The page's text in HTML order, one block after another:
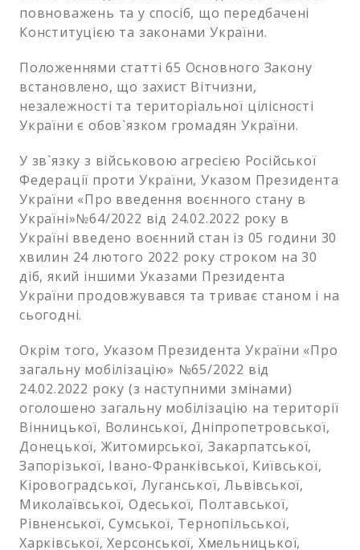
повноважень та у спосіб, що передбачені
Конституцією та законами України.
Положеннями статті 65 Основного Закону
встановлено, що захист Вітчизни,
незалежності та територіальної цілісності
України є обов`язком громадян України.
У зв`язку з військовою агресією Російської
Федерації проти України, Указом Президента
України «Про введення воєнного стану в
Україні»№64/2022 від 24.02.2022 року в
Україні введено воєнний стан із 05 години 30
хвилин 24 лютого 2022 року строком на 30
діб, який іншими Указами Президента
України продовжувався та триває станом і на
сьогодні.
Окрім того, Указом Президента України «Про
загальну мобілізацію» №65/2022 від
24.02.2022 року (з наступними змінами)
оголошено загальну мобілізацію на території
Вінницької, Волинської, Дніпропетровської,
Донецької, Житомирської, Закарпатської,
Запорізької, Івано-Франківської, Київської,
Кіровоградської, Луганської, Львівської,
Миколаївської, Одеської, Полтавської,
Рівненської, Сумської, Тернопільської,
Харківської, Херсонської, Хмельницької,